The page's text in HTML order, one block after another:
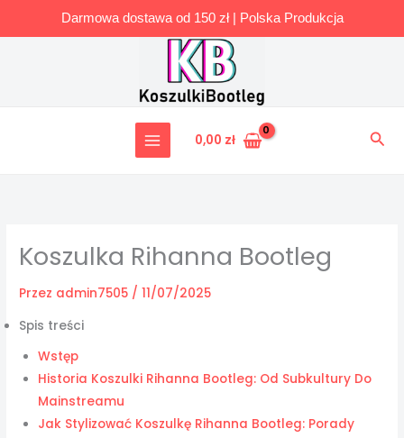
Darmowa dostawa od 150 zł | Polska Produkcja
0,00 zł
Koszulka Rihanna Bootleg
Przez admin7505 /11/07/2025
Spis treści
Wstęp
Historia Koszulki Rihanna Bootleg: Od Subkultury Do
Mainstreamu
Jak Stylizować Koszulkę Rihanna Bootleg: Porady